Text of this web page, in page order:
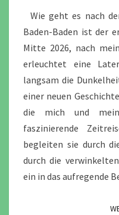
Wie geht es nach
Baden-Baden ist der
Mitte 2026, nach
erleuchtet eine
langsam die
einer neuen
die mich und
faszinierende
begleiten sie durch
durch die
ein in das aufregende